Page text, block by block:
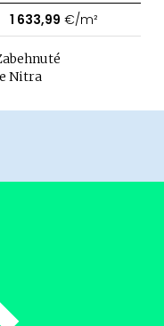
1 633,99 €/m²
Nitra